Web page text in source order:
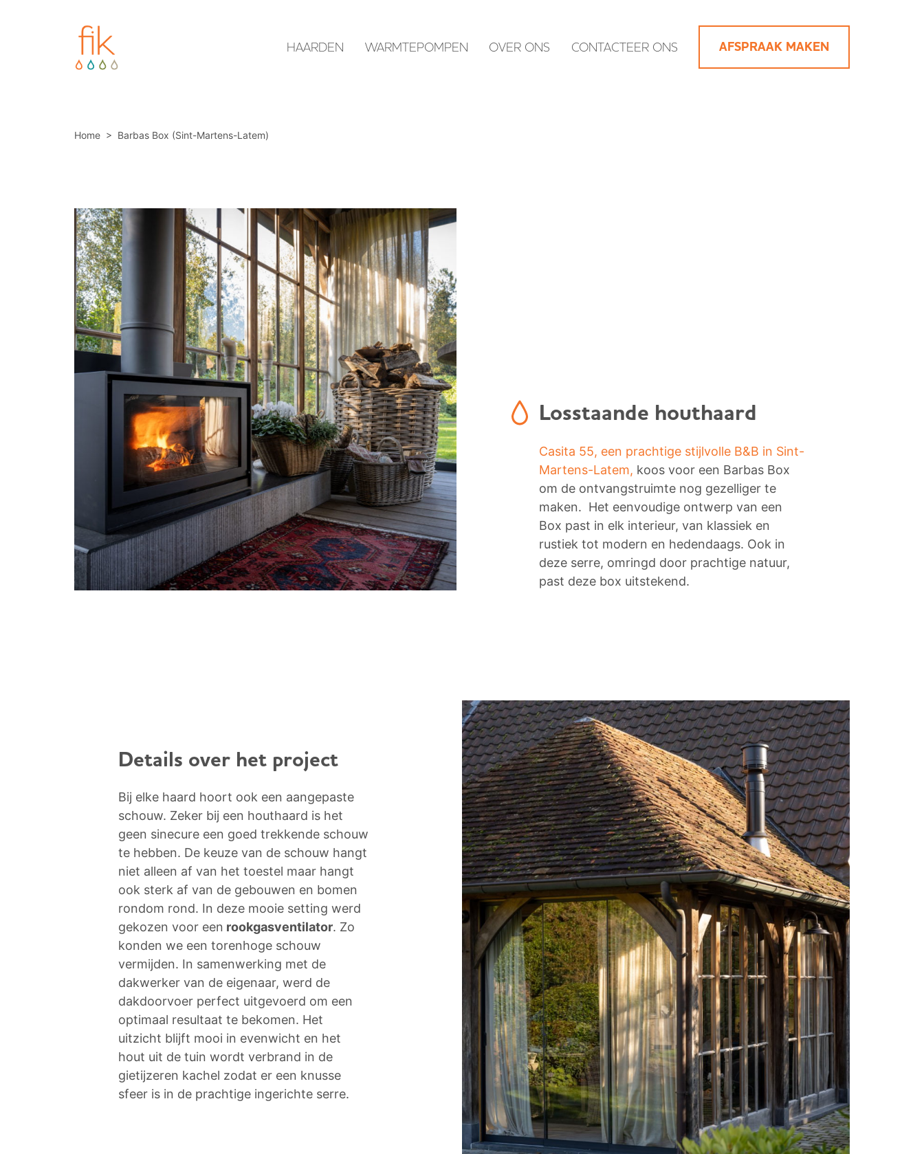
HAARDEN WARMTEPOMPEN OVER ONS CONTACTEER ONS AFSPRAAK MAKEN
Home > Barbas Box (Sint-Martens-Latem)
Losstaande houthaard
Casita 55, een prachtige stijlvolle B&B in Sint-
Martens-Latem, koos voor een Barbas Box
om de ontvangstruimte nog gezelliger te
maken. Het eenvoudige ontwerp van een
Box past in elk interieur, van klassiek en
rustiek tot modern en hedendaags. Ook in
deze serre, omringd door prachtige natuur,
past deze box uitstekend.
Details over het project
Bij elke haard hoort ook een aangepaste
schouw. Zeker bij een houthaard is het
geen sinecure een goed trekkende schouw
te hebben. De keuze van de schouw hangt
niet alleen af van het toestel maar hangt
ook sterk af van de gebouwen en bomen
rondom rond. In deze mooie setting werd
gekozen voor een rookgasventilator. Zo
konden we een torenhoge schouw
vermijden. In samenwerking met de
dakwerker van de eigenaar, werd de
dakdoorvoer perfect uitgevoerd om een
optimaal resultaat te bekomen. Het
uitzicht blijft mooi in evenwicht en het
hout uit de tuin wordt verbrand in de
gietijzeren kachel zodat er een knusse
sfeer is in de prachtige ingerichte serre.